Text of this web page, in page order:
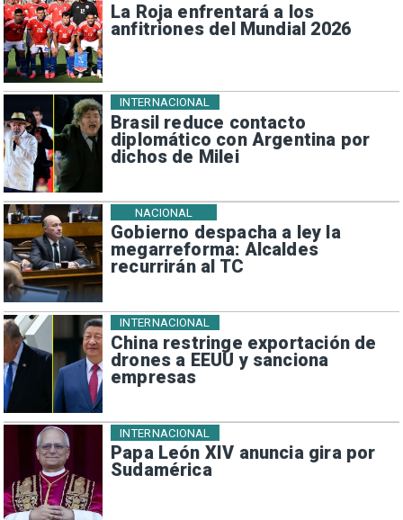
La Roja enfrentará a los
anfitriones del Mundial 2026
Brasil reduce contacto
diplomático con Argentina por
dichos de Milei
INTERNACIONAL
Gobierno despacha a ley la
megarreforma: Alcaldes
recurrirán al TC
NACIONAL
China restringe exportación de
drones a EEUU y sanciona
empresas
INTERNACIONAL
Papa León XIV anuncia gira por
Sudamérica
INTERNACIONAL